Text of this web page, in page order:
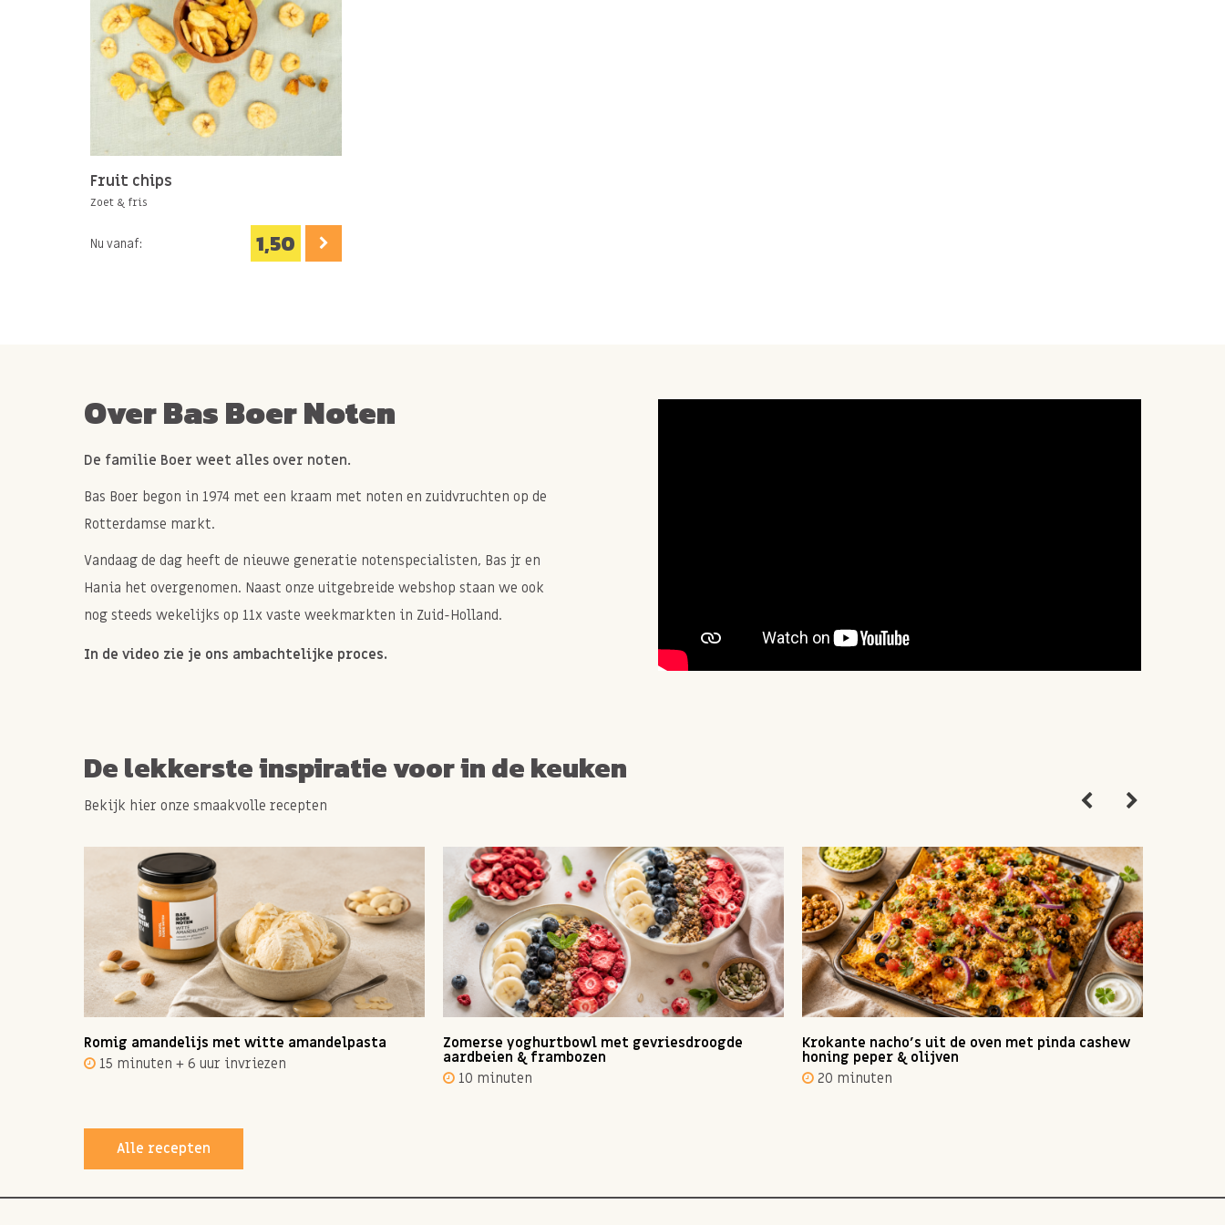
Fruit chips
Zoet & fris
Nu vanaf: 1,50
Over Bas Boer Noten
De familie Boer weet alles over noten.
Bas Boer begon in 1974 met een kraam met noten en zuidvruchten op de
Rotterdamse markt.
Vandaag de dag heeft de nieuwe generatie notenspecialisten, Bas jr en
Hania het overgenomen. Naast onze uitgebreide webshop staan we ook
nog steeds wekelijks op 11x vaste weekmarkten in Zuid-Holland.
In de video zie je ons ambachtelijke proces.
De lekkerste inspiratie voor in de keuken
Bekijk hier onze smaakvolle recepten
Romig amandelijs met witte amandelpasta
15 minuten + 6 uur invriezen
Zomerse yoghurtbowl met gevriesdroogde
aardbeien & frambozen
10 minuten
Krokante nacho's uit de oven met pinda cashew
honing peper & olijven
20 minuten
Alle recepten